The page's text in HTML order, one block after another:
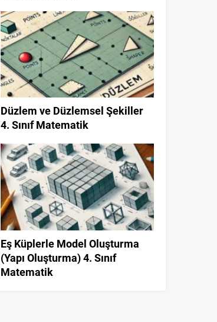
Düzlem ve Düzlemsel Şekiller
4. Sınıf Matematik
Eş Küplerle Model Oluşturma
(Yapı Oluşturma) 4. Sınıf
Matematik